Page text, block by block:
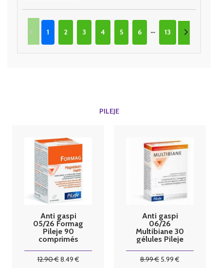
1 2 3 4 5 6 13
PILEJE
Anti gaspi
05/26 Formag
Pileje 90
comprimés
12.90€8.49€
Anti gaspi
06/26
Multibiane 30
gélules Pileje
8.99€ 5.99 €